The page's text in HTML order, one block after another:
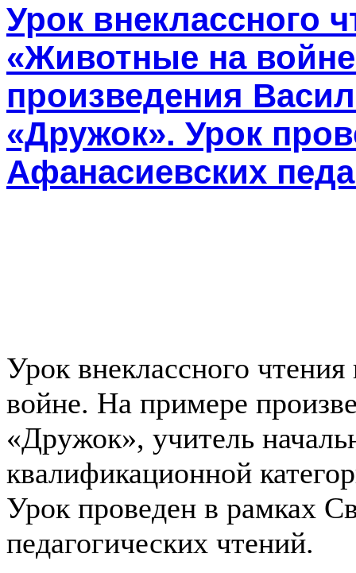
Урок внеклассного
«Животные на
произведения
«Дружок». Урок
Афанасиевских
Урок внеклассного
войне. На примере
«Дружок», учитель
квалификационной
Урок проведен в рамках
педагогических чтений.